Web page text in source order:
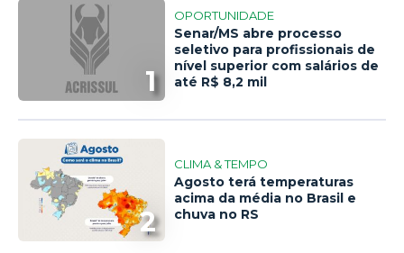
1
OPORTUNIDADE
Senar/MS abre processo
seletivo para profissionais de
nível superior com salários de
até R$ 8,2 mil
2
CLIMA & TEMPO
Agosto terá temperaturas
acima da média no Brasil e
chuva no RS